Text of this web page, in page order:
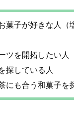
菓子が好きな人（
ツを開拓したい人
探している人
にも合う和菓子を